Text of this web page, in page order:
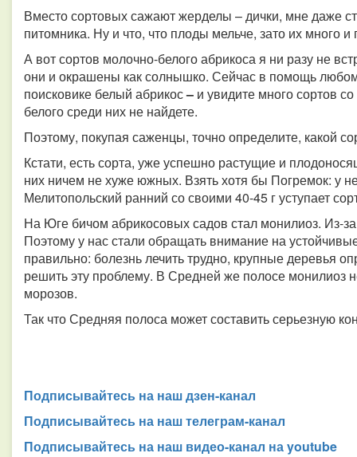
Вместо сортовых сажают жерделы – дички, мне даже
питомника. Ну и что, что плоды мельче, зато их много
А вот сортов молочно-белого абрикоса я ни разу не
они и окрашены как солнышко. Сейчас в помощь
поисковике белый абрикос– и увидите много сортов
белого среди них не найдете.
Поэтому, покупая саженцы, точно определите, какой
Кстати, есть сорта, уже успешно растущие и
них ничем не хуже южных. Взять хотя бы Погремок: у
Мелитопольский ранний со своими 40-45 г уступает
На Юге бичом абрикосовых садов стал монилиоз. Из-
Поэтому у нас стали обращать внимание на
правильно: болезнь лечить трудно, крупные деревья
решить эту проблему. В Средней же полосе монилиоз
морозов.
Так что Средняя полоса может составить серьезную
Подписывайтесь на наш дзен-канал
Подписывайтесь на наш телеграм-канал
Подписывайтесь на наш видео-канал на youtube